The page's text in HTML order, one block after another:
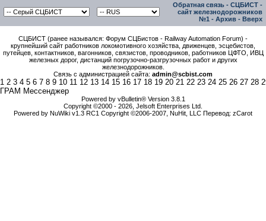
Обратная связь - СЦБИСТ -
сайт железнодорожников
№1 - Архив - Вверх
СЦБИСТ (ранее назывался: Форум СЦБистов - Railway Automation Forum) -
крупнейший сайт работников локомотивного хозяйства, движенцев, эсцебистов,
путейцев, контактников, вагонников, связистов, проводников, работников ЦФТО, ИВЦ
железных дорог, дистанций погрузочно-разгрузочных работ и других
железнодорожников.
Связь с администрацией сайта: admin@scbist.com
1 2 3 4 5 6 7 8 9 10 11 12 13 14 15 16 17 18 19 20 21 22 23 24 25 26 27 28
ГРАМ Мессенджер
Powered by vBulletin® Version 3.8.1
Copyright ©2000 - 2026, Jelsoft Enterprises Ltd.
Powered by NuWiki v1.3 RC1 Copyright ©2006-2007, NuHit, LLC Перевод: zCarot